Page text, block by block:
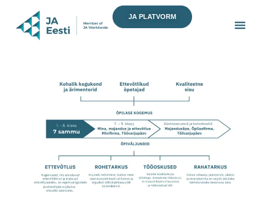
content
JA PLATVORM